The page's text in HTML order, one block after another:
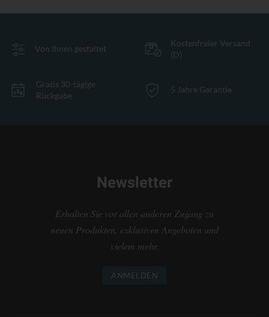
Von Ihnen gestaltet
Kostenfreier Versand
(D)
Gratis 30-tägige
Rückgabe
5 Jahre Garantie
Newsletter
Erhalten Sie vor allen anderen Zugang zu
neuen Produkten, exklusiven Angeboten und
vielem mehr.
ANMELDEN